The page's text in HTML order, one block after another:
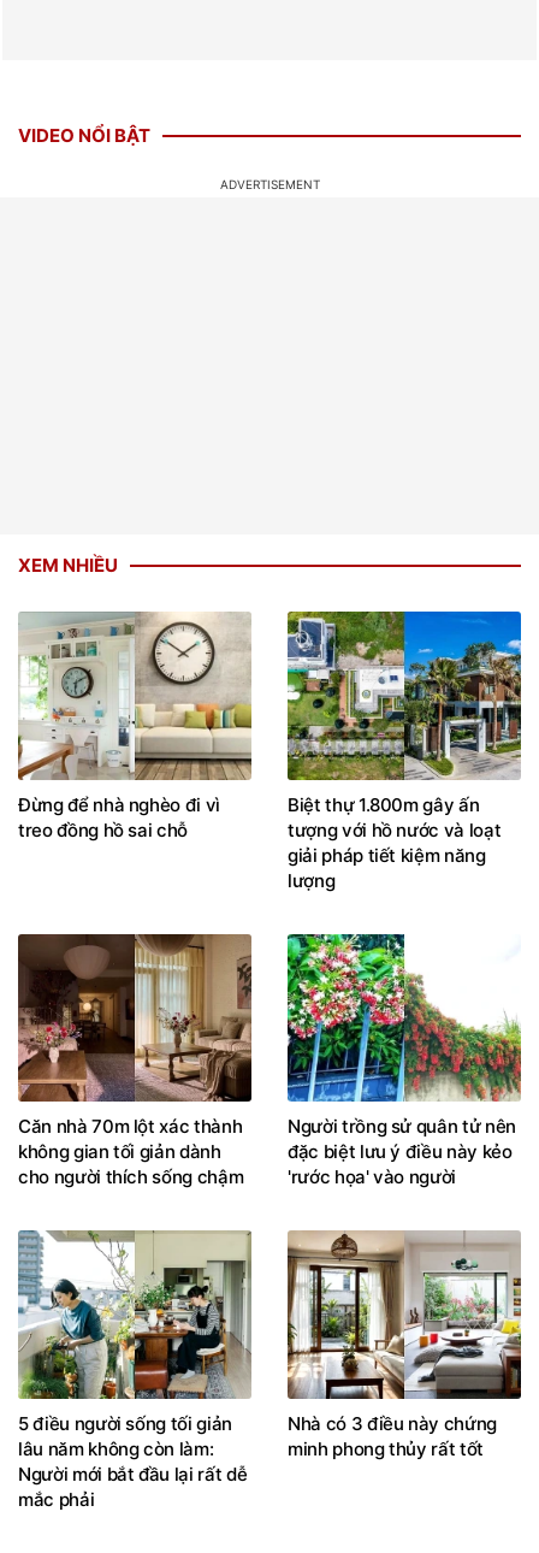
VIDEO NỔI BẬT
XEM NHIỀU
Đừng để nhà nghèo đi vì
treo đồng hồ sai chỗ
Biệt thự 1.800m gây ấn
tượng với hồ nước và loạt
giải pháp tiết kiệm năng
lượng
Căn nhà 70m lột xác thành
không gian tối giản dành
cho người thích sống chậm
Người trồng sử quân tử nên
đặc biệt lưu ý điều này kẻo
'rước họa' vào người
5 điều người sống tối giản
lâu năm không còn làm:
Người mới bắt đầu lại rất dễ
mắc phải
Nhà có 3 điều này chứng
minh phong thủy rất tốt